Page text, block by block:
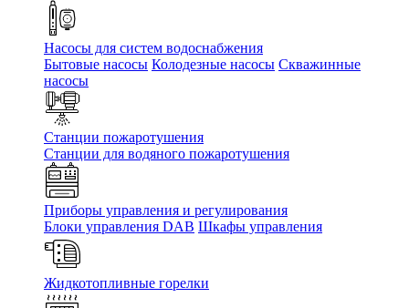
Насосы для систем водоснабжения
Бытовые насосы Колодезные насосы Скважинные
насосы
Станции пожаротушения
Станции для водяного пожаротушения
Приборы управления и регулирования
Блоки управления DAB Шкафы управления
Жидкотопливные горелки